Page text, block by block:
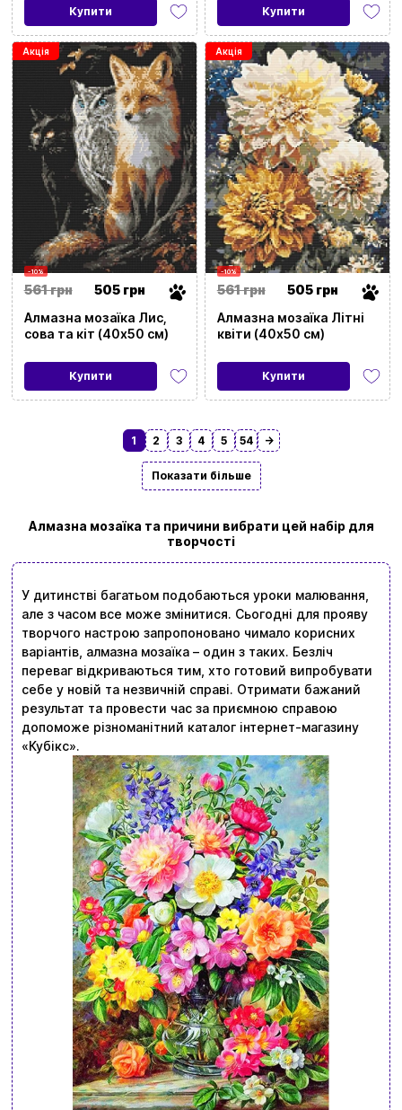
Купити Купити
Акція
-10%
561 грн
505 грн
Алмазна мозаїка Лис,
сова та кіт (40х50 см)
Купити
Акція
-10%
561 грн
505 грн
Алмазна мозаїка Літні
квіти (40х50 см)
Купити
1 2 3 4 5 54 →
Показати більше
Алмазна мозаїка та причини вибрати цей набір для
творчості
У дитинстві багатьом подобаються уроки малювання,
але з часом все може змінитися. Сьогодні для прояву
творчого настрою запропоновано чимало корисних
варіантів, алмазна мозаїка – один з таких. Безліч
переваг відкриваються тим, хто готовий випробувати
себе у новій та незвичній справі. Отримати бажаний
результат та провести час за приємною справою
допоможе різноманітний каталог інтернет-магазину
«Кубікс».